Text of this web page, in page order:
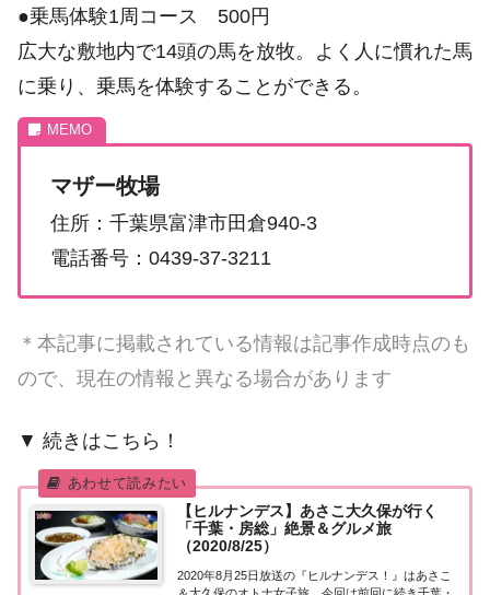
●乗馬体験1周コース 500円
広大な敷地内で14頭の馬を放牧。よく人に慣れた馬
に乗り、乗馬を体験することができる。
マザー牧場
住所：千葉県富津市田倉940-3
電話番号：0439-37-3211
＊本記事に掲載されている情報は記事作成時点のも
ので、現在の情報と異なる場合があります
▼ 続きはこちら！
【ヒルナンデス】あさこ大久保が行く
「千葉・房総」絶景＆グルメ旅
（2020/8/25）
2020年8月25日放送の『ヒルナンデス！』はあさこ